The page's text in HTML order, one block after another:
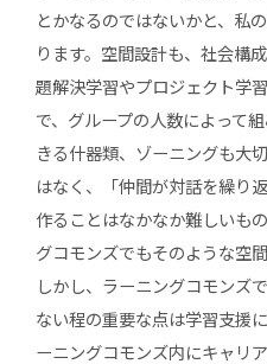
とかなるのではないかと、私
ります。空間設計も、社会構
題解決学習やプロジェクト学
で、グループの人数によって
きる什器類、ゾーニングも大
はなく、「仲間が対話を繰り
作ることはなかなか難しいも
グコモンズでもそのような空
しかし、ラーニングコモンズ
ない程の重要な点は学習支援
ーニングコモンズ内にキャリ